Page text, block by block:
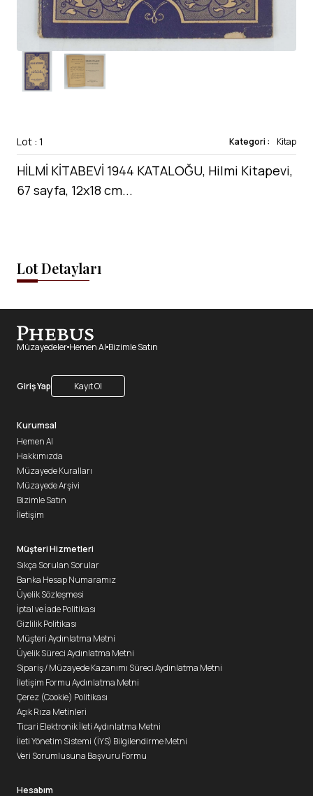
Lot : 1 Kategori : Kitap
HİLMİ KİTABEVİ 1944 KATALOĞU, Hilmi Kitapevi,
67 sayfa, 12x18 cm...
Lot Detayları
Müzayedeler Hemen Al Bizimle Satın
Giriş Yap Kayıt Ol
Kurumsal
Hemen Al
Hakkımızda
Müzayede Kuralları
Müzayede Arşivi
Bizimle Satın
İletişim
Müşteri Hizmetleri
Sıkça Sorulan Sorular
Banka Hesap Numaramız
Üyelik Sözleşmesi
İptal ve İade Politikası
Gizlilik Politikası
Müşteri Aydınlatma Metni
Üyelik Süreci Aydınlatma Metni
Sipariş / Müzayede Kazanımı Süreci Aydınlatma Metni
İletişim Formu Aydınlatma Metni
Çerez (Cookie) Politikası
Açık Rıza Metinleri
Ticari Elektronik İleti Aydınlatma Metni
İleti Yönetim Sistemi (İYS) Bilgilendirme Metni
Veri Sorumlusuna Başvuru Formu
Hesabım